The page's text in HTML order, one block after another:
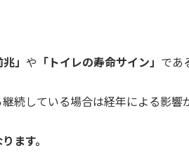
」 や 「トイレの寿命サイン」 であ
続している場合は経年による影響
ます。